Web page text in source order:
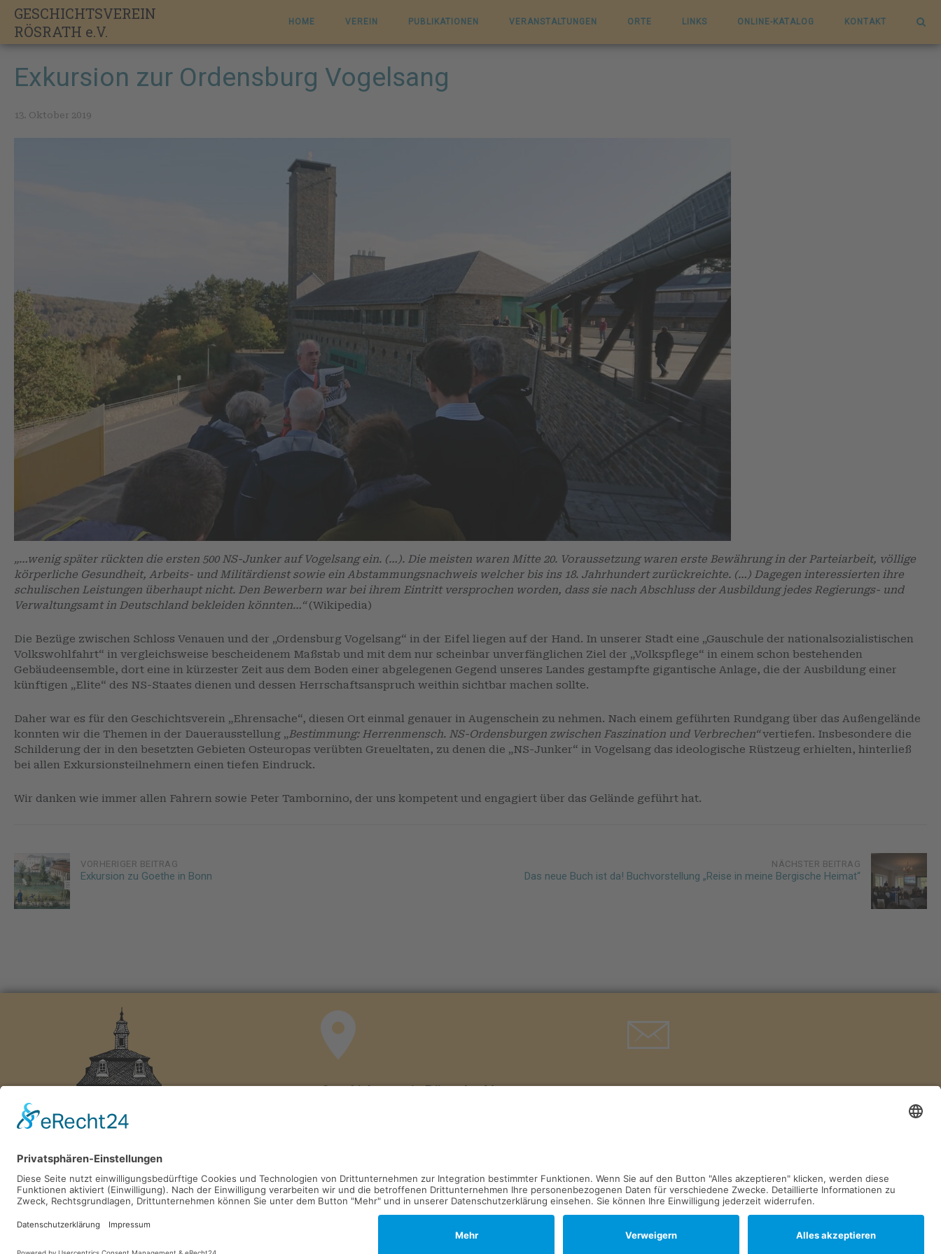
Skip
content
GESCHICHTSVEREIN
RÖSRATH e.V.
HOME VEREIN PUBLIKATIONEN VERANSTALTUNGEN ORTE LINKS ONLINE-KATALOG KONTAKT
Exkursion zur Ordensburg Vogelsang
13. Oktober 2019
„…wenig später rückten die ersten 500 NS-Junker auf Vogelsang ein. (…). Die meisten waren Mitte 20. Voraussetzung waren erste Bewährung in der Parteiarbeit, völlige
körperliche Gesundheit, Arbeits- und Militärdienst sowie ein Abstammungsnachweis welcher bis ins 18. Jahrhundert zurückreichte. (…) Dagegen interessierten ihre
schulischen Leistungen überhaupt nicht. Den Bewerbern war bei ihrem Eintritt versprochen worden, dass sie nach Abschluss der Ausbildung jedes Regierungs- und
Verwaltungsamt in Deutschland bekleiden könnten…“(Wikipedia)
Die Bezüge zwischen Schloss Venauen und der „Ordensburg Vogelsang“ in der Eifel liegen auf der Hand. In unserer Stadt eine „Gauschule der nationalsozialistischen
Volkswohlfahrt“ in vergleichsweise bescheidenem Maßstab und mit dem nur scheinbar unverfänglichen Ziel der „Volkspflege“ in einem schon bestehenden
Gebäudeensemble, dort eine in kürzester Zeit aus dem Boden einer abgelegenen Gegend unseres Landes gestampfte gigantische Anlage, die der Ausbildung einer
künftigen „Elite“ des NS-Staates dienen und dessen Herrschaftsanspruch weithin sichtbar machen sollte.
Daher war es für den Geschichtsverein „Ehrensache“, diesen Ort einmal genauer in Augenschein zu nehmen. Nach einem geführten Rundgang über das Außengelände
konnten wir die Themen in der Dauerausstellung „Bestimmung: Herrenmensch. NS-Ordensburgen zwischen Faszination und Verbrechen“vertiefen. Insbesondere die
Schilderung der in den besetzten Gebieten Osteuropas verübten Greueltaten, zu denen die „NS-Junker“ in Vogelsang das ideologische Rüstzeug erhielten, hinterließ
bei allen Exkursionsteilnehmern einen tiefen Eindruck.
Wir danken wie immer allen Fahrern sowie Peter Tambornino, der uns kompetent und engagiert über das Gelände geführt hat.
Post
navigation
VORHERIGER BEITRAG
Exkursion zu Goethe in Bonn
NÄCHSTER BEITRAG
Das neue Buch ist da! Buchvorstellung „Reise in meine Bergische Heimat“
von 17:00–18:00 Uhr geöffnet.
info@gv-roesrath.de
2026 © GESCHICHTSVEREIN RÖSRATH e.V.